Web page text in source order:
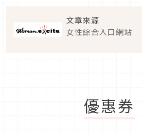
文章來源
女性綜合入口網站
優惠券